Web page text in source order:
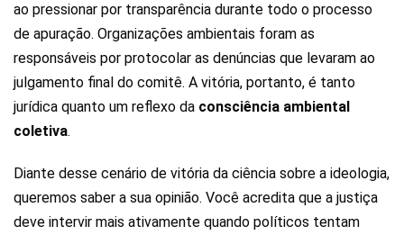
ao pressionar por transparência durante todo o processo
de apuração. Organizações ambientais foram as
responsáveis por protocolar as denúncias que levaram ao
julgamento final do comitê. A vitória, portanto, é tanto
jurídica quanto um reflexo da consciência ambiental
coletiva.
Diante desse cenário de vitória da ciência sobre a ideologia,
queremos saber a sua opinião. Você acredita que a justiça
deve intervir mais ativamente quando políticos tentam